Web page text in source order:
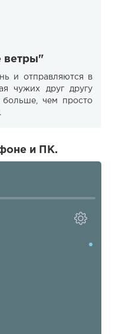
ветры"
и отправляются в
чужих друг другу
чем просто
и ПК.